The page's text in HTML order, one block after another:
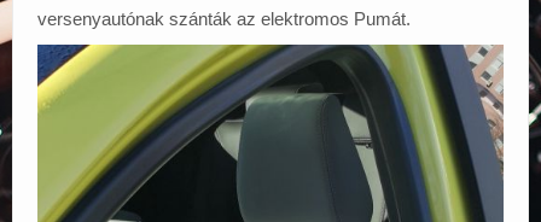
versenyautónak szánták az elektromos Pumát.